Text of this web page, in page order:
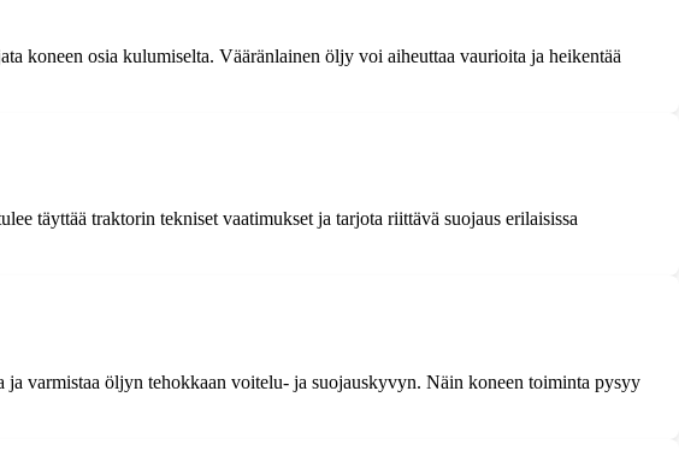
koneen osia kulumiselta. Vääränlainen öljy voi aiheuttaa vaurioita ja heikentää
täyttää traktorin tekniset vaatimukset ja tarjota riittävä suojaus erilaisissa
ja varmistaa öljyn tehokkaan voitelu- ja suojauskyvyn. Näin koneen toiminta pysyy